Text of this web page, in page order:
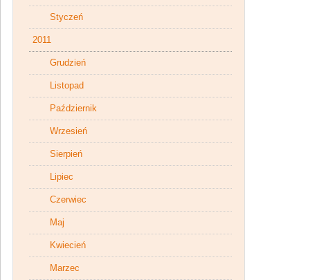
Styczeń
2011
Grudzień
Listopad
Październik
Wrzesień
Sierpień
Lipiec
Czerwiec
Maj
Kwiecień
Marzec